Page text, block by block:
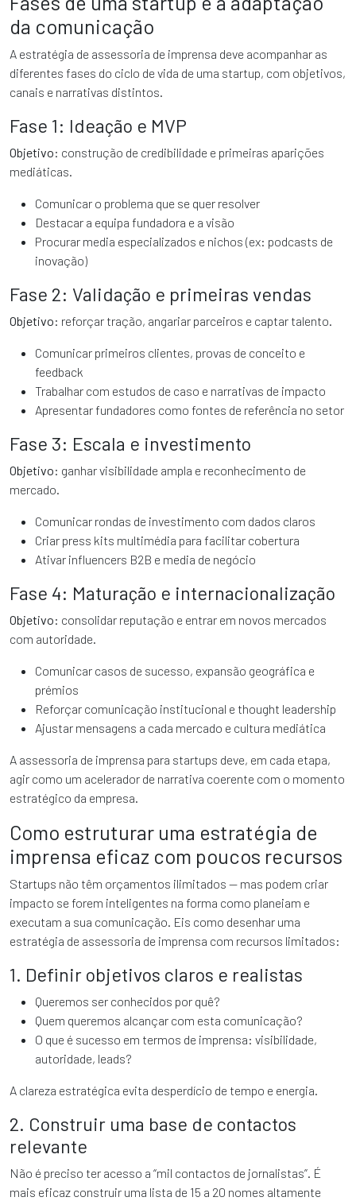
da comunicação
A estratégia de assessoria de imprensa deve acompanhar as
diferentes fases do ciclo de vida de uma startup, com objetivos,
canais e narrativas distintos.
Fase 1: Ideação e MVP
Objetivo: construção de credibilidade e primeiras aparições
mediáticas.
Comunicar o problema que se quer resolver
Destacar a equipa fundadora e a visão
Procurar media especializados e nichos (ex: podcasts de
inovação)
Fase 2: Validação e primeiras vendas
Objetivo: reforçar tração, angariar parceiros e captar talento.
Comunicar primeiros clientes, provas de conceito e
feedback
Trabalhar com estudos de caso e narrativas de impacto
Apresentar fundadores como fontes de referência no setor
Fase 3: Escala e investimento
Objetivo: ganhar visibilidade ampla e reconhecimento de
mercado.
Comunicar rondas de investimento com dados claros
Criar press kits multimédia para facilitar cobertura
Ativar influencers B2B e media de negócio
Fase 4: Maturação e internacionalização
Objetivo: consolidar reputação e entrar em novos mercados
com autoridade.
Comunicar casos de sucesso, expansão geográfica e
prémios
Reforçar comunicação institucional e thought leadership
Ajustar mensagens a cada mercado e cultura mediática
A assessoria de imprensa para startups deve, em cada etapa,
agir como um acelerador de narrativa coerente com o momento
estratégico da empresa.
Como estruturar uma estratégia de
imprensa eficaz com poucos recursos
Startups não têm orçamentos ilimitados — mas podem criar
impacto se forem inteligentes na forma como planeiam e
executam a sua comunicação. Eis como desenhar uma
estratégia de assessoria de imprensa com recursos limitados:
1. Definir objetivos claros e realistas
Queremos ser conhecidos por quê?
Quem queremos alcançar com esta comunicação?
O que é sucesso em termos de imprensa: visibilidade,
autoridade, leads?
A clareza estratégica evita desperdício de tempo e energia.
2. Construir uma base de contactos
relevante
Não é preciso ter acesso a “mil contactos de jornalistas”. É
mais eficaz construir uma lista de 15 a 20 nomes altamente